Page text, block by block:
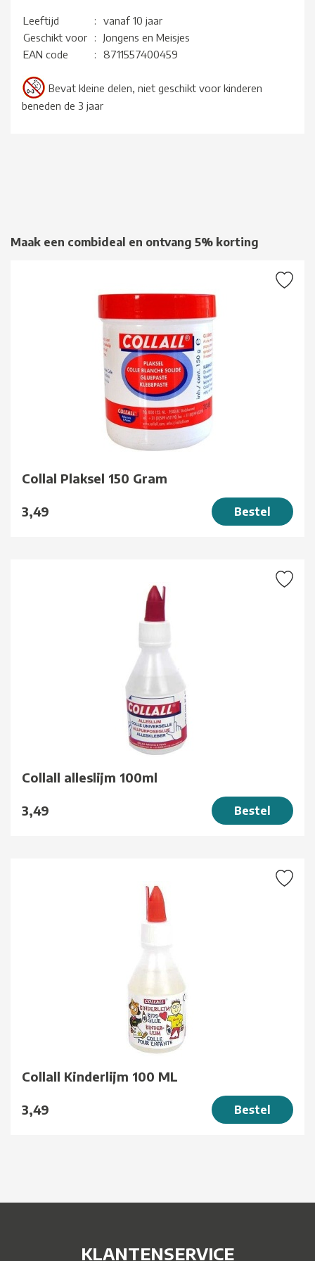
Leeftijd :
vanaf 10 jaar
Geschikt voor
:
Jongens en Meisjes
EAN code
: 8711557400459
Bevat kleine delen, niet geschikt voor kinderen
beneden de 3 jaar
Maak een combideal en ontvang 5% korting
Collal Plaksel 150 Gram
3,49 Bestel
Collall alleslijm 100ml
3,49 Bestel
Collall Kinderlijm 100 ML
3,49 Bestel
KLANTENSERVICE